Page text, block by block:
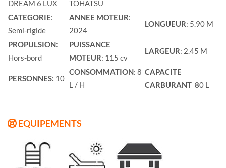
DREAM 6 LUX
TOHATSU
CATEGORIE:
Semi-rigide
ANNEE MOTEUR:
2024
LONGUEUR: 5.90 M
PROPULSION:
Hors-bord
PUISSANCE
MOTEUR: 115 cv
LARGEUR: 2.45 M
PERSONNES: 10
CONSOMMATION: 8
L / H
CAPACITE
CARBURANT 80 L
EQUIPEMENTS